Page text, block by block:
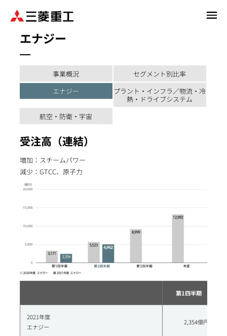
エナジー
事業概況
セグメント別比率
エナジー
プラント・インフラ／物流・冷
熱・ドライブシステム
航空・防衛・宇宙
受注高（連結）
増加：スチームパワー
減少：GTCC、原子力
第1四半期
2021年度
エナジー
2,354億円